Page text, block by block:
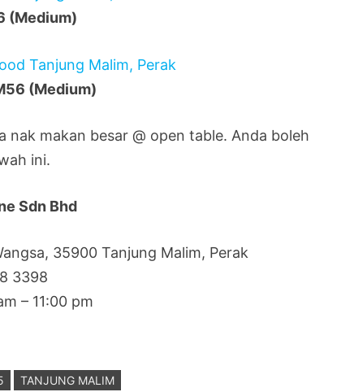
(Medium)
(Medium)
nak makan besar @ open table. Anda boleh
ini.
Sdn Bhd
35900 Tanjung Malim, Perak
3398
– 11:00 pm
TANJUNG MALIM